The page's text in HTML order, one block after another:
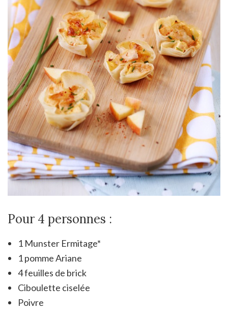
Pour 4 personnes :
1 Munster Ermitage*
1 pomme Ariane
4 feuilles de brick
Ciboulette ciselée
Poivre